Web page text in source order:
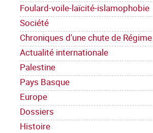
Foulard-voile-laïcité-islamophobie
Société
Chroniques d'une chute de Régime
Actualité internationale
Palestine
Pays Basque
Europe
Dossiers
Histoire